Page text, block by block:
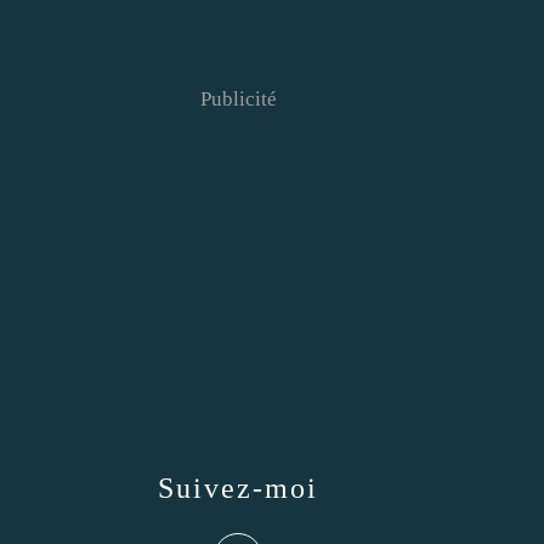
Suivez-moi
Publicité